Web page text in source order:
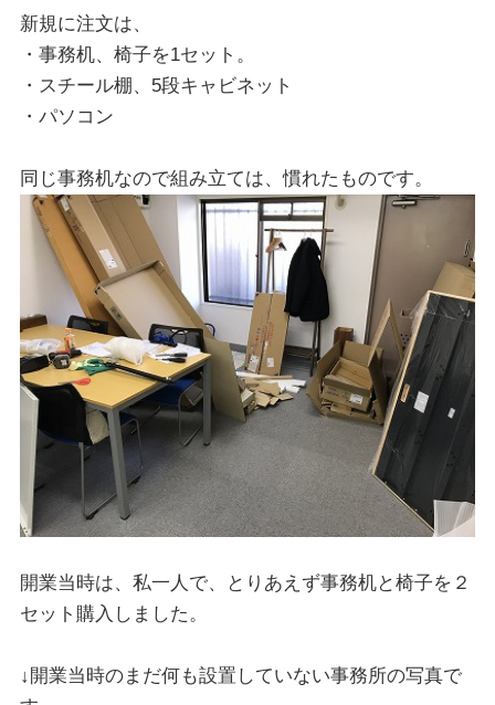
新規に注文は、
・事務机、椅子を1セット。
・スチール棚、5段キャビネット
・パソコン
同じ事務机なので組み立ては、慣れたものです。
開業当時は、私一人で、とりあえず事務机と椅子を２
セット購入しました。
↓開業当時のまだ何も設置していない事務所の写真で